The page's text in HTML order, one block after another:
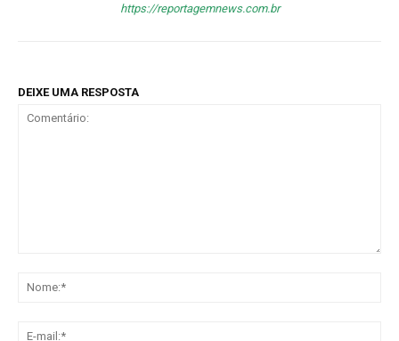
https://reportagemnews.com.br
DEIXE UMA RESPOSTA